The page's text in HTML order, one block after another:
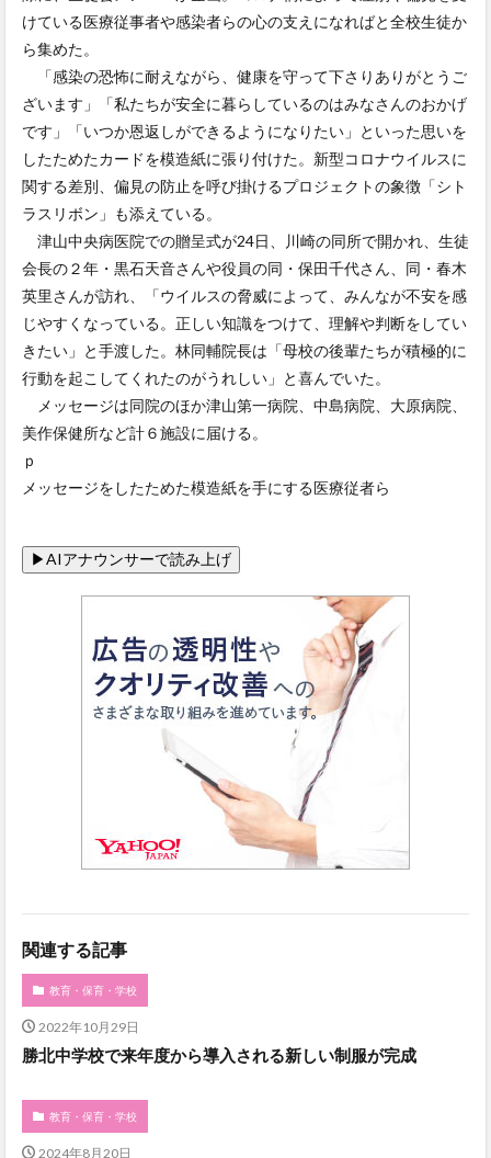
けている医療従事者や感染者らの心の支えになればと全校生徒か
ら集めた。
「感染の恐怖に耐えながら、健康を守って下さりありがとうご
ざいます」「私たちが安全に暮らしているのはみなさんのおかげ
です」「いつか恩返しができるようになりたい」といった思いを
したためたカードを模造紙に張り付けた。新型コロナウイルスに
関する差別、偏見の防止を呼び掛けるプロジェクトの象徴「シト
ラスリボン」も添えている。
津山中央病医院での贈呈式が24日、川崎の同所で開かれ、生徒
会長の２年・黒石天音さんや役員の同・保田千代さん、同・春木
英里さんが訪れ、「ウイルスの脅威によって、みんなが不安を感
じやすくなっている。正しい知識をつけて、理解や判断をしてい
きたい」と手渡した。林同輔院長は「母校の後輩たちが積極的に
行動を起こしてくれたのがうれしい」と喜んでいた。
メッセージは同院のほか津山第一病院、中島病院、大原病院、
美作保健所など計６施設に届ける。
ｐ
メッセージをしたためた模造紙を手にする医療従者ら
関連する記事
教育・保育・学校
2022年10月29日
勝北中学校で来年度から導入される新しい制服が完成
教育・保育・学校
2024年8月20日